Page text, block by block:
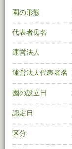
園の形態
代表者氏名
運営法人
運営法人代表者名
園の設立日
認定日
区分